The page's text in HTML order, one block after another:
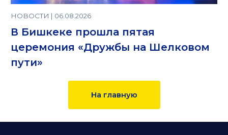
НОВОСТИ | 06.08.2026
В Бишкеке прошла пятая
церемония «Дружбы на Шелковом
пути»
На главную